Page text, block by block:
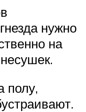
нужно
на
полу,